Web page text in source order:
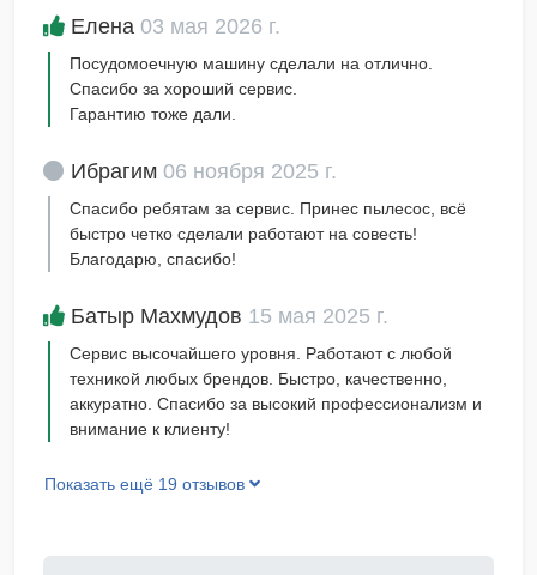
Елена 03 мая 2026 г.
Посудомоечную машину сделали на отлично.
Спасибо за хороший сервис.
Гарантию тоже дали.
Ибрагим 06 ноября 2025 г.
Спасибо ребятам за сервис. Принес пылесос, всё
быстро четко сделали работают на совесть!
Благодарю, спасибо!
Батыр Махмудов 15 мая 2025 г.
Сервис высочайшего уровня. Работают с любой
техникой любых брендов. Быстро, качественно,
аккуратно. Спасибо за высокий профессионализм и
внимание к клиенту!
Показать ещё 19 отзывов